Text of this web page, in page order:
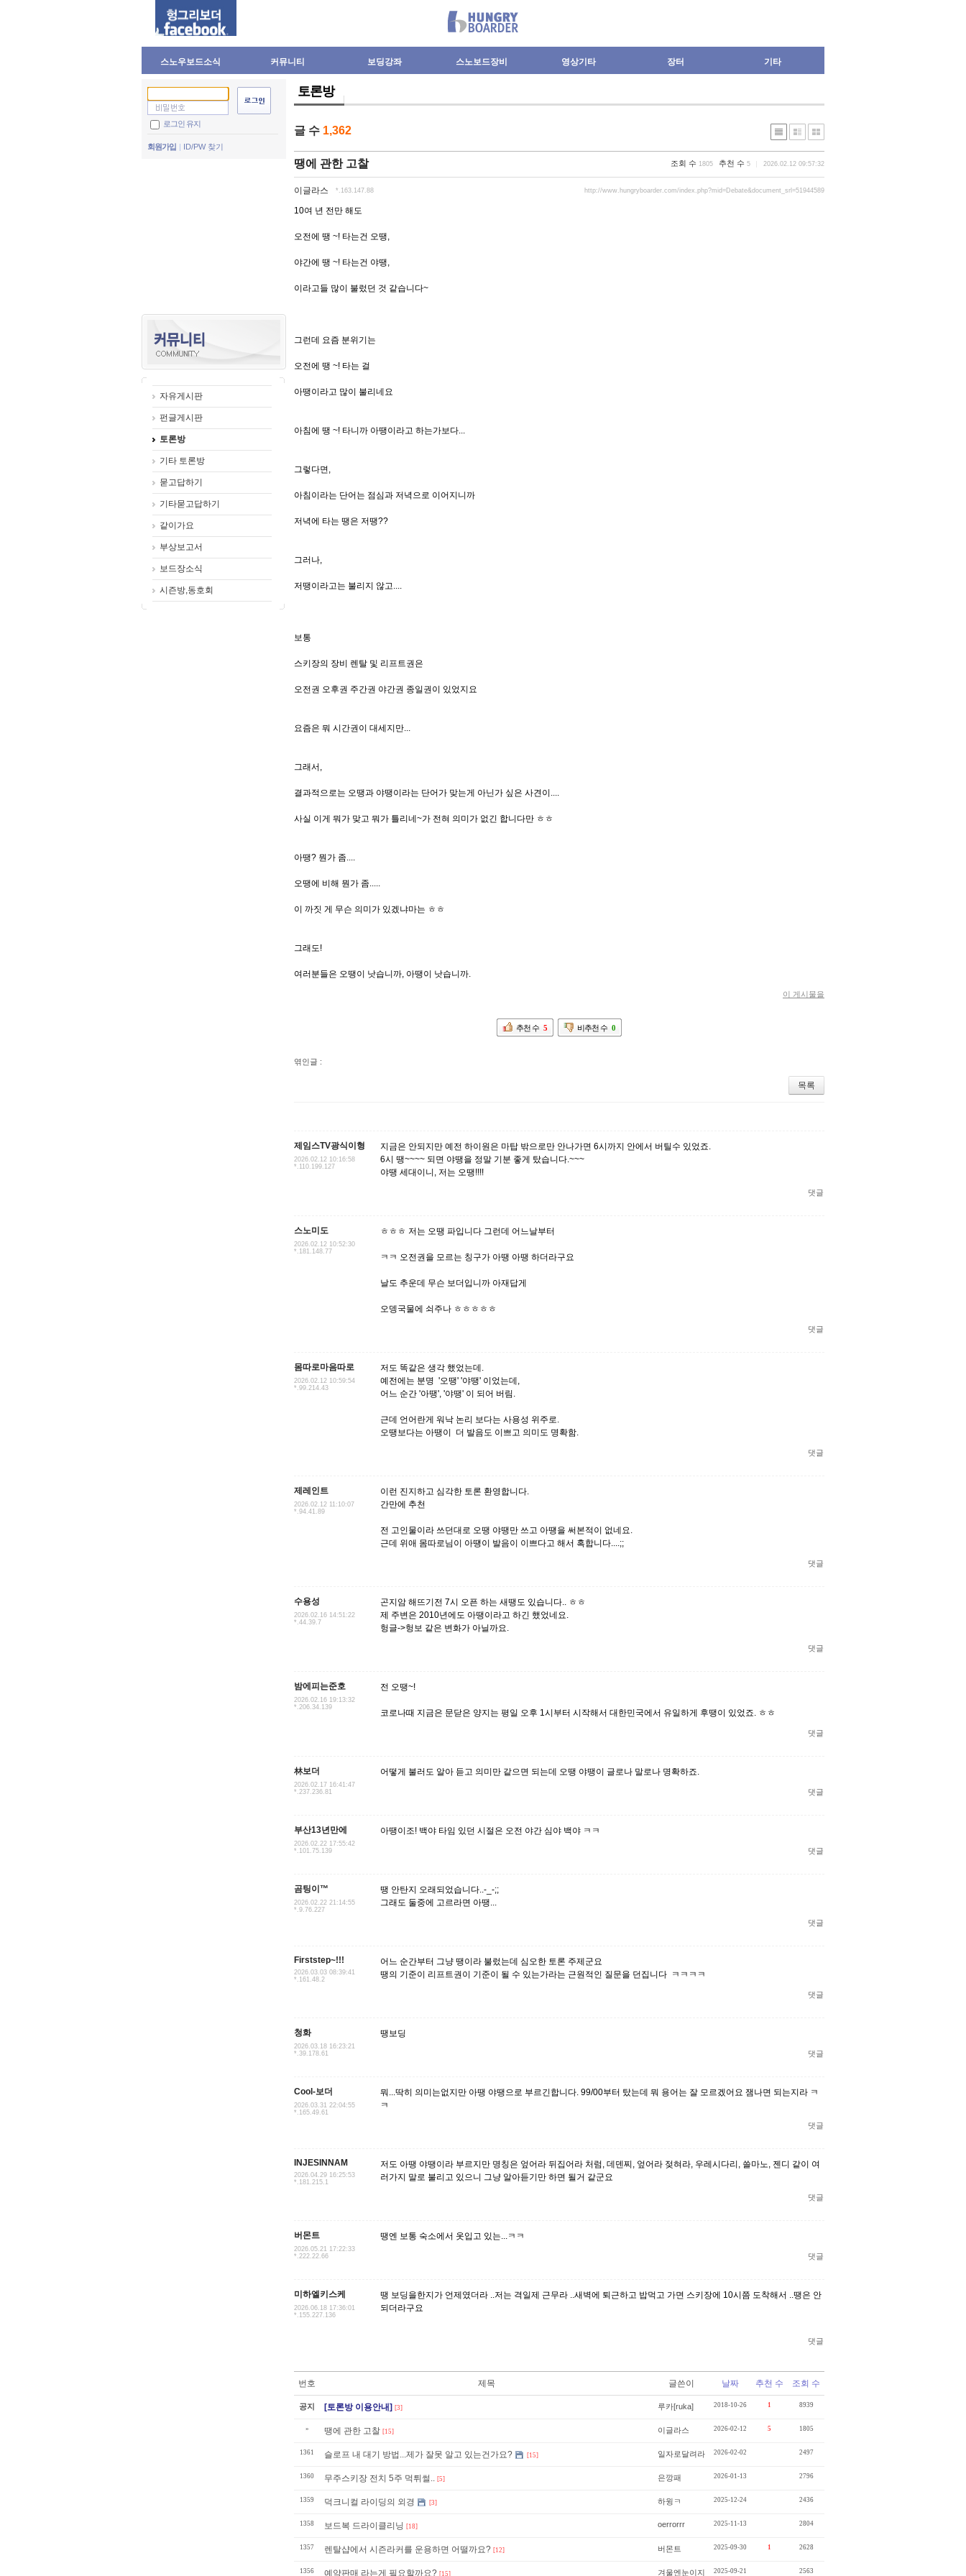
스노우보드소식 커뮤니티 보딩강좌 스노보드장비 영상기타 장터 기타
로그인 유지
회원가입 ID/PW 찾기
자유게시판
펀글게시판
토론방
기타 토론방
묻고답하기
기타묻고답하기
같이가요
부상보고서
보드장소식
시즌방,동호회
토론방
글 수 1,362
땡에 관한 고찰 조회 수 1805 추천 수 5 2026.02.12 09:57:32
이글라스 *.163.147.88 http://www.hungryboarder.com/index.php?mid=Debate&document_srl=51944589
10여 년 전만 해도
오전에 땡 ~! 타는건 오땡,
야간에 땡 ~! 타는건 야땡,
이라고들 많이 불렀던 것 같습니다~
그런데 요즘 분위기는
오전에 땡 ~! 타는 걸
아땡이라고 많이 불리네요
아침에 땡 ~! 타니까 아땡이라고 하는가보다...
그렇다면,
아침이라는 단어는 점심과 저녁으로 이어지니까
저녁에 타는 땡은 저땡??
그러나,
저땡이라고는 불리지 않고....
보통
스키장의 장비 렌탈 및 리프트권은
오전권 오후권 주간권 야간권 종일권이 있었지요
요즘은 뭐 시간권이 대세지만...
그래서,
결과적으로는 오땡과 야땡이라는 단어가 맞는게 아닌가 싶은 사견이....
사실 이게 뭐가 맞고 뭐가 틀리네~가 전혀 의미가 없긴 합니다만 ㅎㅎ
아땡? 뭔가 좀....
오땡에 비해 뭔가 좀.....
이 까짓 게 무슨 의미가 있겠냐마는 ㅎㅎ
그래도!
여러분들은 오땡이 낫습니까, 아땡이 낫습니까.
이 게시물을
추천 수 5 비추천 수 0
엮인글 :
목록
제임스TV광식이형
2026.02.12 10:16:58
*.110.199.127
지금은 안되지만 예전 하이원은 마탑 밖으로만 안나가면 6시까지 안에서 버틸수 있었죠.
6시 땡~~~~ 되면 야땡을 정말 기분 좋게 탔습니다.~~~
야땡 세대이니, 저는 오땡!!!!
댓글
스노미도
2026.02.12 10:52:30
*.181.148.77
ㅎㅎㅎ 저는 오땡 파입니다 그런데 어느날부터
ㅋㅋ 오전권을 모르는 칭구가 아땡 아땡 하더라구요
날도 추운데 무슨 보더입니까 아재답게
오뎅국물에 쇠주나 ㅎㅎㅎㅎㅎ
댓글
몸따로마음따로
2026.02.12 10:59:54
*.99.214.43
저도 똑같은 생각 했었는데.
예전에는 분명 '오땡' '야땡' 이었는데,
어느 순간 '아땡', '야땡' 이 되어 버림.
근데 언어란게 워낙 논리 보다는 사용성 위주로.
오땡보다는 아땡이 더 발음도 이쁘고 의미도 명확함.
댓글
제레인트
2026.02.12 11:10:07
*.94.41.89
이런 진지하고 심각한 토론 환영합니다.
간만에 추천
전 고인물이라 쓰던대로 오땡 야땡만 쓰고 아떙을 써본적이 없네요.
근데 위애 몸따로님이 아떙이 발음이 이쁘다고 해서 혹합니다....;;
댓글
수용성
2026.02.16 14:51:22
*.44.39.7
곤지암 해뜨기전 7시 오픈 하는 새땡도 있습니다.. ㅎㅎ
제 주변은 2010년에도 아땡이라고 하긴 했었네요.
헝글->헝보 같은 변화가 아닐까요.
댓글
밤에피는준호
2026.02.16 19:13:32
*.206.34.139
전 오땡~!
코로나때 지금은 문닫은 양지는 평일 오후 1시부터 시작해서 대한민국에서 유일하게 후땡이 있었죠. ㅎㅎ
댓글
林보더
2026.02.17 16:41:47
*.237.236.81
어떻게 불러도 알아 듣고 의미만 같으면 되는데 오땡 야땡이 글로나 말로나 명확하죠.
댓글
부산13년만에
2026.02.22 17:55:42
*.101.75.139
아땡이조! 백야 타임 있던 시절은 오전 야간 심야 백야 ㅋㅋ
댓글
곰팅이™
2026.02.22 21:14:55
*.9.76.227
땡 안탄지 오래되었습니다..-_-;;
그래도 둘중에 고르라면 아땡...
댓글
Firststep~!!!
2026.03.03 08:39:41
*.161.48.2
어느 순간부터 그냥 땡이라 불렀는데 심오한 토론 주제군요
땡의 기준이 리프트권이 기준이 될 수 있는가라는 근원적인 질문을 던집니다 ㅋㅋㅋㅋ
댓글
청화
2026.03.18 16:23:21
*.39.178.61
땡보딩
댓글
Cool-보더
2026.03.31 22:04:55
*.165.49.61
뭐...딱히 의미는없지만 아땡 야땡으로 부르긴합니다. 99/00부터 탔는데 뭐 용어는 잘 모르겠어요 잼나면 되는지라 ㅋ
ㅋ
댓글
INJESINNAM
2026.04.29 16:25:53
*.181.215.1
저도 아땡 야땡이라 부르지만 명칭은 엎어라 뒤집어라 처럼, 데덴찌, 엎어라 젖혀라, 우레시다리, 쓸마노, 젠디 같이 여
러가지 말로 불리고 있으니 그냥 알아듣기만 하면 될거 같군요
댓글
버몬트
2026.05.21 17:22:33
*.222.22.66
땡엔 보통 숙소에서 옷입고 있는...ㅋㅋ
댓글
미하엘키스케
2026.06.18 17:36:01
*.155.227.136
땡 보딩을한지가 언제였더라 ..저는 격일제 근무라 ..새벽에 퇴근하고 밥먹고 가면 스키장에 10시쯤 도착해서 ..땡은 안
되더라구요
댓글
번호 제목 글쓴이 날짜 추천 수 조회 수
공지 [토론방 이용안내] [3] 루카[ruka] 2018-10-26 1 8939
» 땡에 관한 고찰 [15] 이글라스 2026-02-12 5 1805
1361 슬로프 내 대기 방법...제가 잘못 알고 있는건가요? [15] 일자로달려라 2026-02-02 2497
1360 무주스키장 전치 5주 먹튀썰.. [5] 은깡패 2026-01-13 2796
1359 덕크니컬 라이딩의 외경 [3] 하윙ㅋ 2025-12-24 2436
1358 보드복 드라이클리닝 [18] oerrorrr 2025-11-13 2804
1357 렌탈샵에서 시즌라커를 운용하면 어떨까요? [12] 버몬트 2025-09-30 1 2628
1356 예약판매 라는게 필요할까요? [15] 겨울엔눈이지 2025-09-21 2563